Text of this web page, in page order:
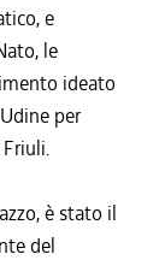
e
le
ideato
per
è stato il
del